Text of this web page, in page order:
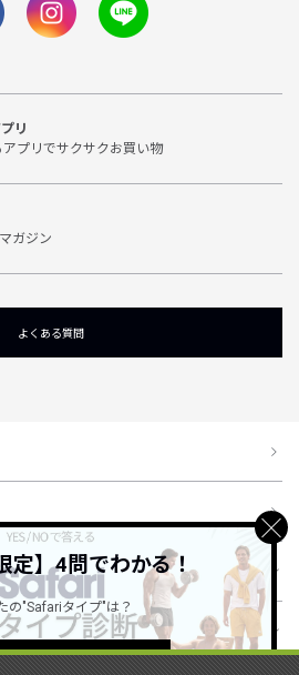
リ
アプリでサクサクお買い物
ガジン
よくある質問
定】4問でわかる！
の"Safariタイプ"は？
くはこちら ＞